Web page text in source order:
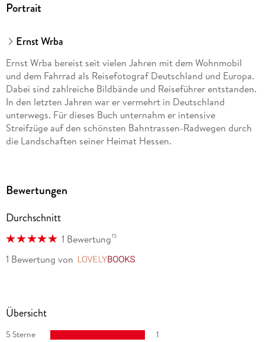
Portrait
Ernst Wrba
Ernst Wrba bereist seit vielen Jahren mit dem Wohnmobil
und dem Fahrrad als Reisefotograf Deutschland und Europa.
Dabei sind zahlreiche Bildbände und Reiseführer entstanden.
In den letzten Jahren war er vermehrt in Deutschland
unterwegs. Für dieses Buch unternahm er intensive
Streifzüge auf den schönsten Bahntrassen-Radwegen durch
die Landschaften seiner Heimat Hessen.
Bewertungen
Durchschnitt
1 Bewertung15
1 Bewertung von
Übersicht
5 Sterne
1